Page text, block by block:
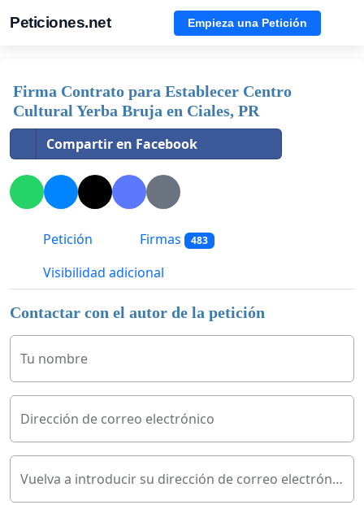
Peticiones.net Empieza una Petición
Firma Contrato para Establecer Centro
Cultural Yerba Bruja en Ciales, PR
Compartir en Facebook
Petición Firmas 483
Visibilidad adicional
Contactar con el autor de la petición
Tu nombre
Dirección de correo electrónico
Vuelva a introducir su dirección de correo electrónico